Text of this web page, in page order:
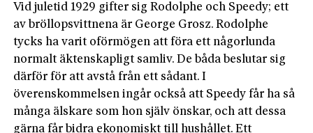
Vid juletid 1929 gifter sig Rodolphe och Speedy; ett
av bröllopsvittnena är George Grosz. Rodolphe
tycks ha varit oförmögen att föra ett någorlunda
normalt äktenskapligt samliv. De båda beslutar sig
därför för att avstå från ett sådant. I
överenskommelsen ingår också att Speedy får ha så
många älskare som hon själv önskar, och att dessa
gärna får bidra ekonomiskt till hushållet. Ett